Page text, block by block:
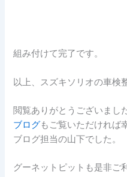
組み付けて完了です。
以上、スズキソリオの車検
閲覧ありがとうございまし
ブログもご覧いただければ
ブログ担当の山下でした。
グーネットピットも是非ご